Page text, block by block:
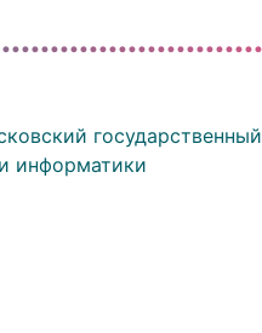
государственный
информатики